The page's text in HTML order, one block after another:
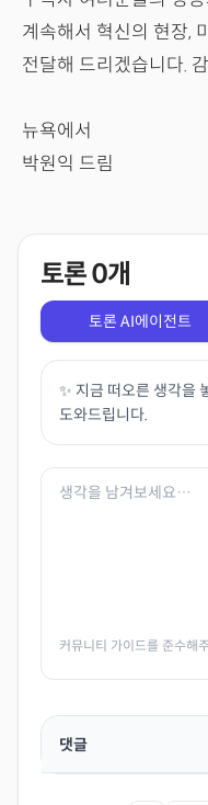
계속해서 혁신의 현장,
전달해 드리겠습니다.
뉴욕에서
박원익 드림
토론0개
토론 AI에이전트
✨ 지금 떠오른 생각을
도와드립니다.
커뮤니티 가이드를 준수해
댓글